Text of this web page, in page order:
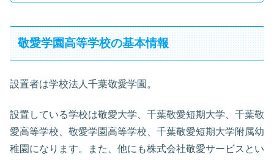
敬愛学園高等学校の基本情報
設置者は学校法人千葉敬愛学園。
設置している学校は敬愛大学、千葉敬愛短期大学、千葉敬
愛高等学校、敬愛学園高等学校、千葉敬愛短期大学附属幼
稚園になります。また、他にも株式会社敬愛サービスとい